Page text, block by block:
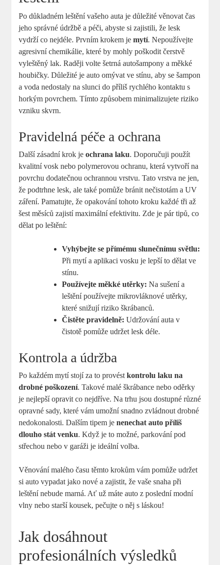
Po důkladném leštění vašeho auta je důležité věnovat čas
jeho správné údržbě a péči, abyste si zajistili, že lesk
vydrží co nejdéle. Prvním krokem jemytí. Nepoužívejte
agresivní chemikálie, které by mohly poškodit čerstvě
vyleštěný lak. Raději volte šetrná autošampony a měkké
houbičky. Důležité je auto omývat ve stínu, aby se šampon
a voda nedostaly na slunci do příliš rychlého kontaktu s
horkým povrchem. Tímto způsobem minimalizujete riziko
vzniku skvrn.
Pravidelná péče a ochrana
Další zásadní krok jeochrana laku. Doporučuji použít
kvalitní vosk nebo polymerovou ochranu, která vytvoří na
povrchu dodatečnou ochrannou vrstvu. Tato vrstva ne jen,
že podtrhne lesk, ale také pomůže bránit nečistotám a UV
záření. Pamatujte, že opakování tohoto kroku každé tři až
šest měsíců zajistí maximální efektivitu. Zde je pár tipů, co
dělat po leštění:
Vyhýbejte se přímému slunečnímu světlu:
Při mytí a aplikaci vosku je lepší to dělat ve
stínu.
Používejte měkké utěrky: Na sušení a
leštění používejte mikrovláknové utěrky,
které snižují riziko škrábanců.
Čistěte pravidelně: Udržování auta v
čistotě pomůže udržet lesk déle.
Kontrola a údržba
Po každém mytí stojí za to provéstkontrolu laku na
drobné poškození. Takové malé škrábance nebo oděrky
je nejlepší opravit co nejdříve. Na trhu jsou dostupné různé
opravné sady, které vám umožní snadno zvládnout drobné
nedokonalosti. Dalším tipem jenenechat auto příliš
dlouho stát venku. Když je to možné, parkování pod
střechou nebo v garáži je ideální volba.
Věnování malého času těmto krokům vám pomůže udržet
si auto vypadat jako nové a zajistit, že vaše snaha při
leštění nebude marná. Ať už máte auto z poslední modní
vlny nebo starší kousek, pečujte o něj s láskou!
Jak dosáhnout
profesionálních výsledků